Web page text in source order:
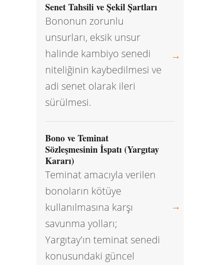
Senet Tahsili ve Şekil Şartları
Bononun zorunlu
unsurları, eksik unsur
halinde kambiyo senedi
niteliğinin kaybedilmesi ve
adi senet olarak ileri
sürülmesi.
→
Bono ve Teminat
Sözleşmesinin İspatı (Yargıtay
Kararı)
Teminat amacıyla verilen
bonoların kötüye
kullanılmasına karşı
savunma yolları;
Yargıtay'ın teminat senedi
konusundaki güncel
→